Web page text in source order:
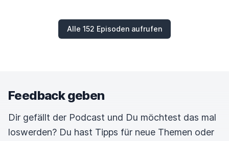
Alle 152 Episoden aufrufen
Feedback geben
Dir gefällt der Podcast und Du möchtest das mal
loswerden? Du hast Tipps für neue Themen oder